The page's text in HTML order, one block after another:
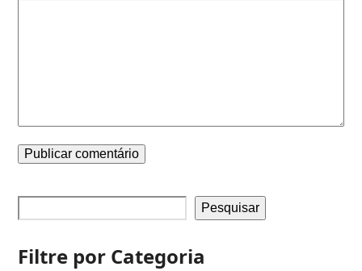
Pesquisar
Filtre por Categoria